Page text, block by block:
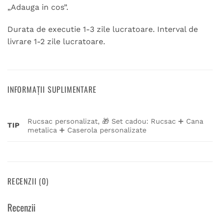
„Adauga in cos”.
Durata de executie 1-3 zile lucratoare. Interval de
livrare 1-2 zile lucratoare.
INFORMAȚII SUPLIMENTARE
TIP
Rucsac personalizat, 🎁 Set cadou: Rucsac ➕ Cana
metalica ➕ Caserola personalizate
RECENZII (0)
Recenzii